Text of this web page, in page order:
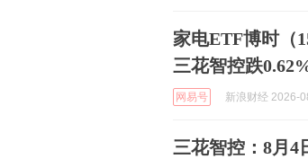
家电ETF博时（
三花智控跌
网易号 新浪财经 2026-
三花智控：8月4